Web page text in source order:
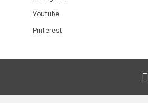
Youtube
Pinterest